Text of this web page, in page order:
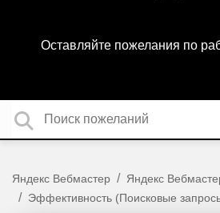
Оставляйте пожелания по
Яндекс Вебмастер
Яндекс
Эффективность (Поисковые